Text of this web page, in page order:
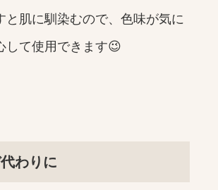
と肌に馴染むので、色味が気に
して使用できます😉
わりに